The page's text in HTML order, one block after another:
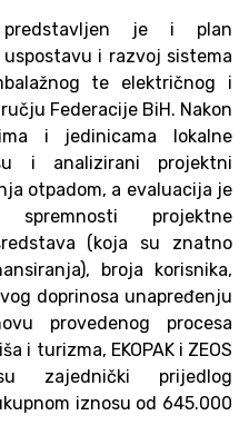
je i plan
i razvoj sistema
te električnog i
Federacije BiH. Nakon
i jedinicama lokalne
i analizirani projektni
otpadom, a evaluacija je
projektne
(koja su znatno
broja korisnika,
doprinosa unapređenju
provedenog procesa
i turizma, EKOPAK i ZEOS
zajednički prijedlog
iznosu od 645.000